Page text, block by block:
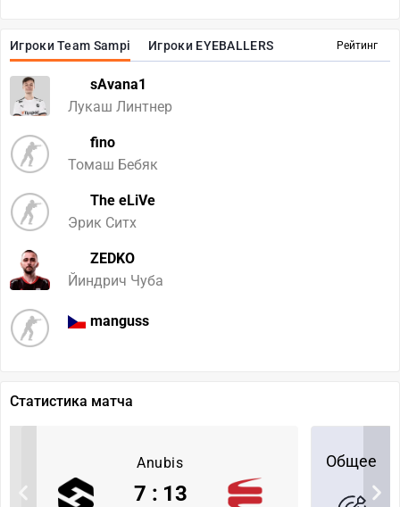
Рейтинг
Игроки Team Sampi Игроки EYEBALLERS
sAvana1
Лукаш Линтнер
fino
Томаш Бебяк
The eLiVe
Эрик Ситх
ZEDKO
Йиндрич Чуба
manguss
Статистика матча
Anubis
7 : 13
Общее